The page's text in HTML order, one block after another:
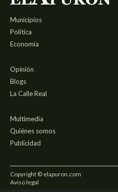
Municipios
Política
Economía
Opinión
Blogs
La Calle Real
Multimedia
Quiénes somos
Publicidad
Copyright © elapuron.com
Aviso legal